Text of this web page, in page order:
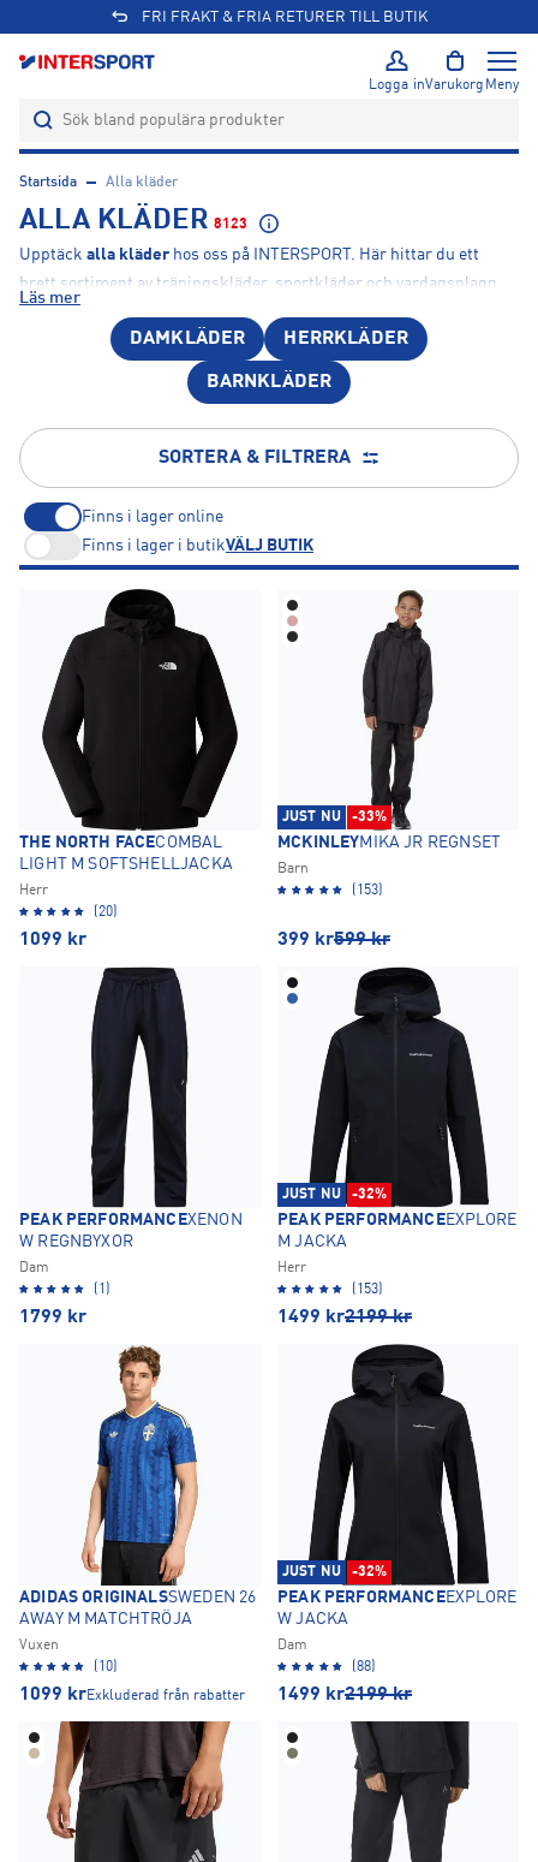
Logga inVarukorg Meny
Startsida Alla kläder
ALLA KLÄDER 8123
Upptäck alla kläderhos oss på INTERSPORT. Här hittar du ett
brett sortiment av träningskläder, sportkläder och vardagsplagg
. Vi på INTERSPORT erbjuder allt från jackor och tröjor till
tights, byxor, underställ och funktionella lager för olika aktiviteter
och säsonger. Oavsett om du tränar, sportar eller söker bekväma
plagg för vardagsbruk finns det något för hela familjen. Utforska
alla kläder i vårt sortiment och hitta dina favoriter hos oss på
INTERSPORT.
Läs mer
DAMKLÄDER HERRKLÄDER
BARNKLÄDER
SORTERA & FILTRERA
Finns i lager online
Finns i lager i butikVÄLJ BUTIK
THE NORTH FACECOMBAL
LIGHT M SOFTSHELLJACKA
Herr
(20)
1099 kr
JUST NU -33%
MCKINLEYMIKA JR REGNSET
Barn
(153)
399 kr599 kr
PEAK PERFORMANCEXENON
W REGNBYXOR
Dam
(1)
1799 kr
JUST NU -32%
PEAK PERFORMANCEEXPLORE
M JACKA
Herr
(153)
1499 kr2199 kr
ADIDAS ORIGINALSSWEDEN 26
AWAY M MATCHTRÖJA
Vuxen
(10)
1099 krExkluderad från rabatter
JUST NU -32%
PEAK PERFORMANCEEXPLORE
W JACKA
Dam
(88)
1499 kr2199 kr